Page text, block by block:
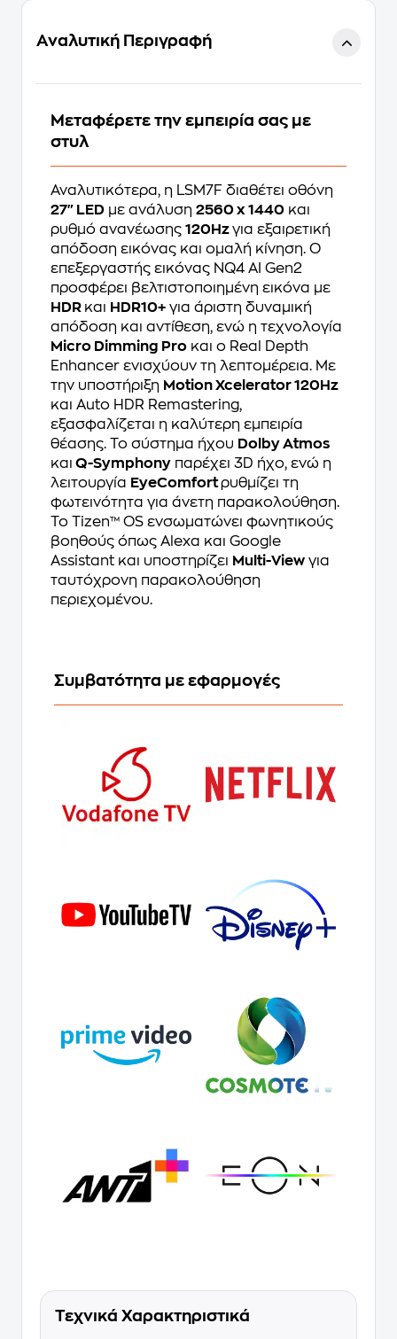
Αναλυτική Περιγραφή
Μεταφέρετε την εμπειρία σας με
στυλ
Αναλυτικότερα, η LSM7F διαθέτει οθόνη
27" LED με ανάλυση 2560 x 1440 και
ρυθμό ανανέωσης 120Hzγια εξαιρετική
απόδοση εικόνας και ομαλή κίνηση. Ο
επεξεργαστής εικόνας NQ4 AI Gen2
προσφέρει βελτιστοποιημένη εικόνα με
HDR και HDR10+ για άριστη δυναμική
απόδοση και αντίθεση, ενώ η τεχνολογία
Micro Dimming Pro και ο Real Depth
Enhancer ενισχύουν τη λεπτομέρεια. Με
την υποστήριξη Motion Xcelerator 120Hz
και Auto HDR Remastering,
εξασφαλίζεται η καλύτερη εμπειρία
θέασης. Το σύστημα ήχου Dolby Atmos
και Q-Symphony παρέχει 3D ήχο, ενώ η
λειτουργία EyeComfortρυθμίζει τη
φωτεινότητα για άνετη παρακολούθηση.
Το Tizen™ OS ενσωματώνει φωνητικούς
βοηθούς όπως Alexa και Google
Assistant και υποστηρίζει Multi-View για
ταυτόχρονη παρακολούθηση
περιεχομένου.
Συμβατότητα με εφαρμογές
Τεχνικά Χαρακτηριστικά